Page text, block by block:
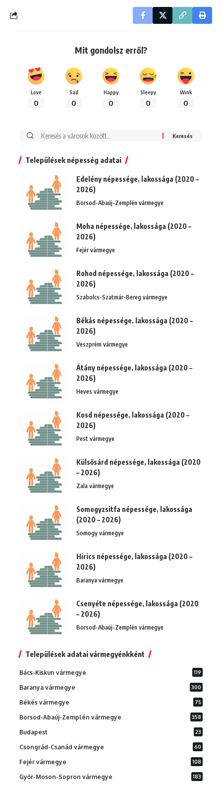
Mit gondolsz erről?
Love
0
Sad
0
Happy
0
Sleepy
0
Wink
0
Keresés:
Települések népesség adatai
Edelény népessége, lakossága (2020 –
2026)
Borsod-Abaúj-Zemplén vármegye
Moha népessége, lakossága (2020 –
2026)
Fejér vármegye
Rohod népessége, lakossága (2020 –
2026)
Szabolcs-Szatmár-Bereg vármegye
Békás népessége, lakossága (2020 –
2026)
Veszprém vármegye
Átány népessége, lakossága (2020 –
2026)
Heves vármegye
Kosd népessége, lakossága (2020 –
2026)
Pest vármegye
Külsősárd népessége, lakossága (2020
– 2026)
Zala vármegye
Somogyzsitfa népessége, lakossága
(2020 – 2026)
Somogy vármegye
Hirics népessége, lakossága (2020 –
2026)
Baranya vármegye
Csenyéte népessége, lakossága (2020
– 2026)
Borsod-Abaúj-Zemplén vármegye
Települések adatai vármegyénkként
Bács-Kiskun vármegye 119
Baranya vármegye 300
Békés vármegye 75
Borsod-Abaúj-Zemplén vármegye 358
Budapest 23
Csongrád-Csanád vármegye 60
Fejér vármegye 108
Győr-Moson-Sopron vármegye 183